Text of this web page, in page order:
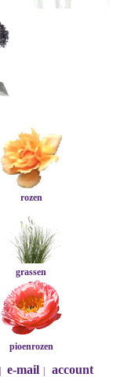
rozen
grassen
pioenrozen
e-mail account